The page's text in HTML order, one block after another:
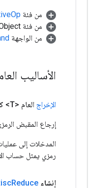
من فئة
من فئة java.lang.Object
من الواجهة
الأساليب
الإخراج العام <T>
إرجاع المقبض
رمزي يمثل حساب
إنشاء Reduce